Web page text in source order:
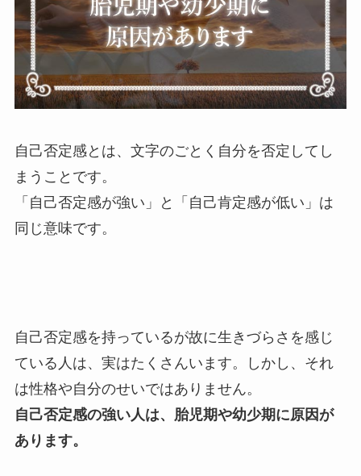
自己否定感とは、文字のごとく自分を否定してし
まうことです。
「自己否定感が強い」と「自己肯定感が低い」は
同じ意味です。
自己否定感を持っているが故に生きづらさを感じ
ている人は、実はたくさんいます。しかし、それ
は性格や自分のせいではありません。
自己否定感の強い人は、胎児期や幼少期に原因が
あります。